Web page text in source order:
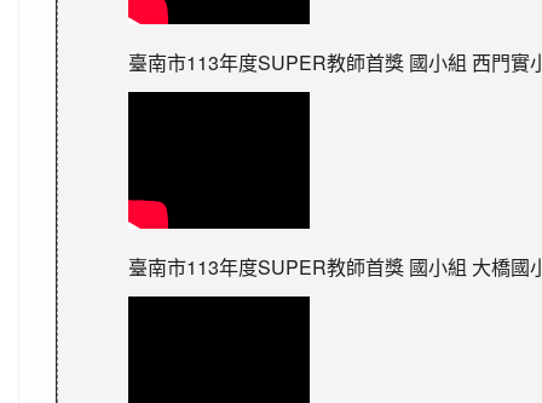
臺南市113年度SUPER教師首獎 國小組 西門實
臺南市113年度SUPER教師首獎 國小組 大橋國